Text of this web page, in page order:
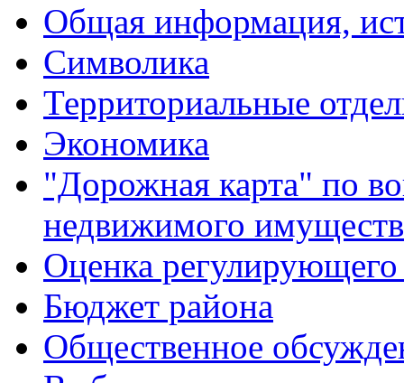
Общая информация,
Символика
Территориальные
Экономика
"Дорожная карта" по
недвижимого
Оценка регулирующего
Бюджет района
Общественное